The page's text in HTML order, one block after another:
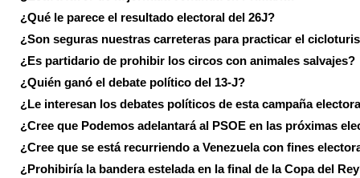
¿Qué le parece el resultado electoral del 26J?
¿Son seguras nuestras carreteras para practicar el
¿Es partidario de prohibir los circos con animales salvajes?
¿Quién ganó el debate político del 13-J?
¿Le interesan los debates políticos de esta campaña
¿Cree que Podemos adelantará al PSOE en las próximas
¿Cree que se está recurriendo a Venezuela con fines
¿Prohibiría la bandera estelada en la final de la Copa del